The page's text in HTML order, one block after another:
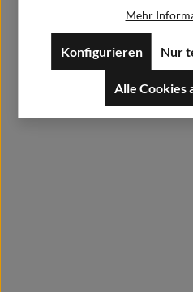
Mehr
Nur
Konfigurieren
Alle Cookies